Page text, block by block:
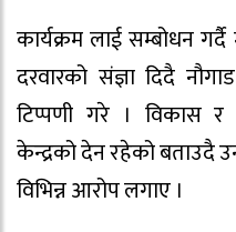
कार्यक्रम लाई सम्बोधन
दरवारको संज्ञा दिदै
टिप्पणी गरे । विकास र
केन्द्रको देन रहेको बताउदै
विभिन्न आरोप लगाए ।